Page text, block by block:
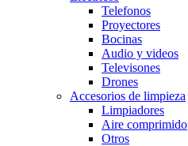
Telefonos
Proyectores
Bocinas
Audio y videos
Televisones
Drones
Accesorios de limpieza
Limpiadores
Aire comprimido
Otros